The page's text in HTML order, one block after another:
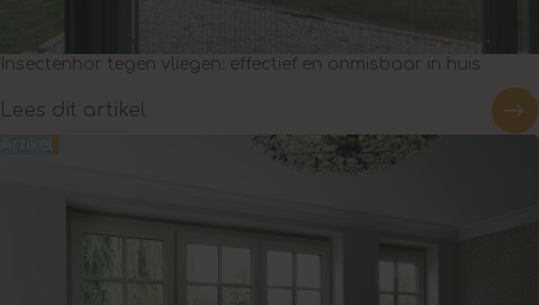
Insectenhor tegen vliegen: effectief en onmisbaar in huis
Lees dit artikel